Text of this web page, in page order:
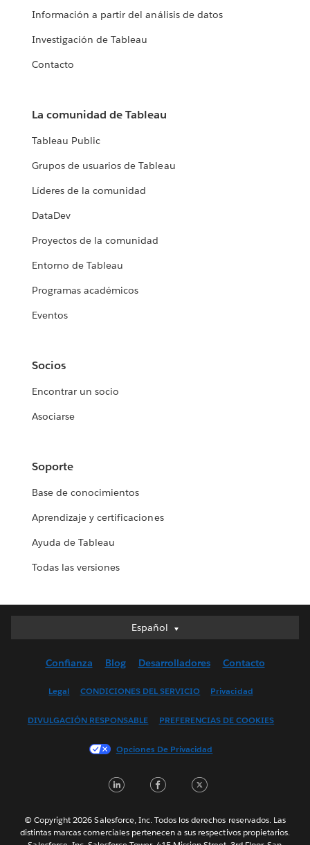
Información a partir del análisis de datos
Investigación de Tableau
Contacto
La comunidad de Tableau
Tableau Public
Grupos de usuarios de Tableau
Líderes de la comunidad
DataDev
Proyectos de la comunidad
Entorno de Tableau
Programas académicos
Eventos
Socios
Encontrar un socio
Asociarse
Soporte
Base de conocimientos
Aprendizaje y certificaciones
Ayuda de Tableau
Todas las versiones
Español
Español
English (UK)
Français (France)
한국어
Português
Svenska
Confianza Blog Desarrolladores Contacto
Legal CONDICIONES DEL SERVICIO Privacidad
DIVULGACIÓN RESPONSABLE PREFERENCIAS DE COOKIES
Opciones De Privacidad
LinkedInFacebook
© Copyright 2026 Salesforce, Inc. Todos los derechos reservados. Las
distintas marcas comerciales pertenecen a sus respectivos propietarios.